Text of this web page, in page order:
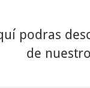
podras
de